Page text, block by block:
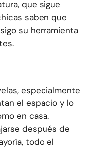
que sigue
saben que
su herramienta
especialmente
el espacio y lo
en casa.
después de
todo el